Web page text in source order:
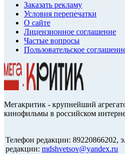
Заказать рекламу
Условия перепечатки
О сайте
Лицензионное соглашение
Частые вопросы
Пользовательское
Мегакритик - крупнейший
кинофильмы в российском
Телефон редакции: 89220866202,
редакции: mdshvetsov@yandex.ru